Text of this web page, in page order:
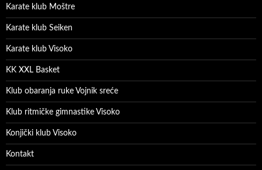
Karate klub Moštre
Karate klub Seiken
Karate klub Visoko
KK XXL Basket
Klub obaranja ruke Vojnik sreće
Klub ritmičke gimnastike Visoko
Konjički klub Visoko
Kontakt